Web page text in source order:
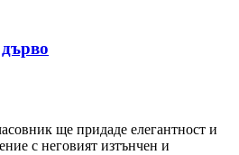
ще придаде елегантност и
с неговият изтънчен и